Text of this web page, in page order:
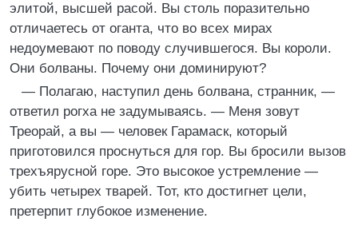
элитой, высшей расой. Вы столь поразительно
отличаетесь от оганта, что во всех мирах
недоумевают по поводу случившегося. Вы короли.
Они болваны. Почему они доминируют?
— Полагаю, наступил день болвана, странник, —
ответил рогха не задумываясь. — Меня зовут
Треорай, а вы — человек Гарамаск, который
приготовился проснуться для гор. Вы бросили вызов
трехъярусной горе. Это высокое устремление —
убить четырех тварей. Тот, кто достигнет цели,
претерпит глубокое изменение.